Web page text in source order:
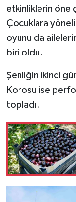
etkinliklerin öne
Çocuklara
oyunu da
biri oldu.
Şenliğin ikinci
Korosu ise
topladı.